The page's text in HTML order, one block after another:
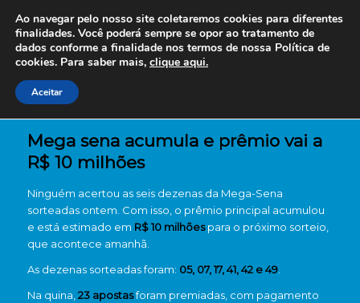
Mega sena acumula e prêmio vai a
R$ 10 milhões
Ninguém acertou as seis dezenas da Mega-Sena
sorteadas ontem. Com isso, o prêmio principal acumulou
e está estimado em R$ 10 milhõespara o próximo sorteio,
que acontece amanhã.
As dezenas sorteadas foram: 05, 07, 17, 41, 42 e 49.
Na quina, 23 apostasforam premiadas, com pagamento
Ao navegar pelo nosso site coletaremos cookies para diferentes
finalidades. Você poderá sempre se opor ao tratamento de
dados conforme a finalidade nos termos de nossa Política de
cookies. Para saber mais, clique aqui.
Aceitar